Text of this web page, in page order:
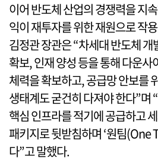
이어 반도체 산업의 경쟁력을 지
익이 재투자를 위한 재원으로 작
김정관 장관은 “차세대 반도체
확보, 인재 양성 등을 통해 다운사
체력을 확보하고, 공급망 안보를
생태계도 굳건히 다져야 한다”며
핵심 인프라를 적기에 공급하고
패키지로 뒷받침하며 ‘원팀(One
다”고 말했다.